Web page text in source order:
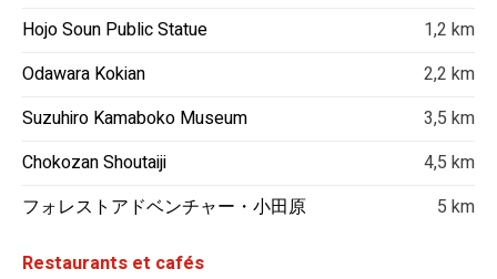
Hojo Soun Public Statue
1,2 km
Odawara Kokian
2,2 km
Suzuhiro Kamaboko Museum
3,5 km
Chokozan Shoutaiji
4,5 km
フォレストアドベンチャー・小田原
5 km
Restaurants et cafés